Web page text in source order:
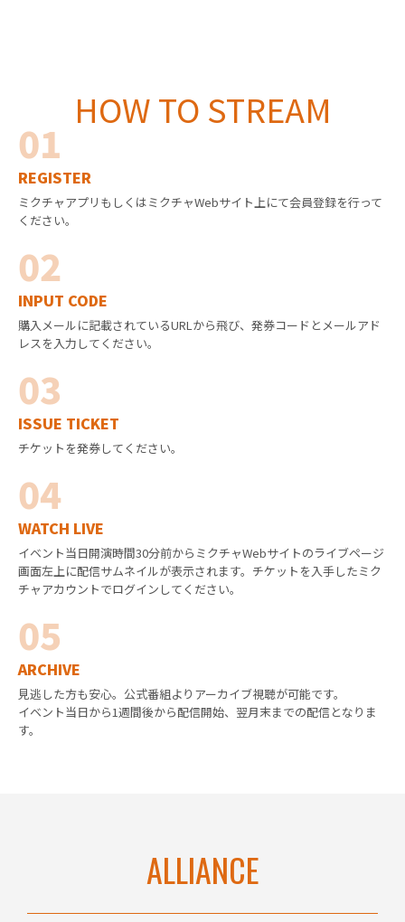
HOW TO STREAM
01
REGISTER
ミクチャアプリもしくはミクチャWebサイト上にて会員登録を行って
ください。
02
INPUT CODE
購入メールに記載されているURLから飛び、発券コードとメールアド
レスを入力してください。
03
ISSUE TICKET
チケットを発券してください。
04
WATCH LIVE
イベント当日開演時間30分前からミクチャWebサイトのライブページ
画面左上に配信サムネイルが表示されます。チケットを入手したミク
チャアカウントでログインしてください。
05
ARCHIVE
見逃した方も安心。公式番組よりアーカイブ視聴が可能です。
イベント当日から1週間後から配信開始、翌月末までの配信となりま
す。
ALLIANCE